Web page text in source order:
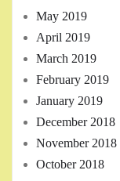
May 2019
April 2019
March 2019
February 2019
January 2019
December 2018
November 2018
October 2018